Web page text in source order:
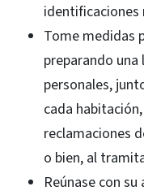
identificaciones
Tome medidas
preparando
personales,
cada
reclamaciones
o bien, al
Reúnase con